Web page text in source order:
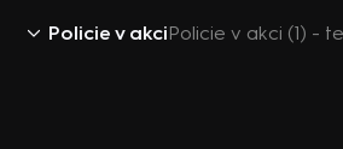
Policie v akciPolicie v akci (1) -